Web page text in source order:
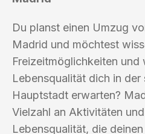
Du planst einen Umzug
Madrid und möchtest
Freizeitmöglichkeiten und
Lebensqualität dich in der
Hauptstadt erwarten?
Vielzahl an Aktivitäten
Lebensqualität, die